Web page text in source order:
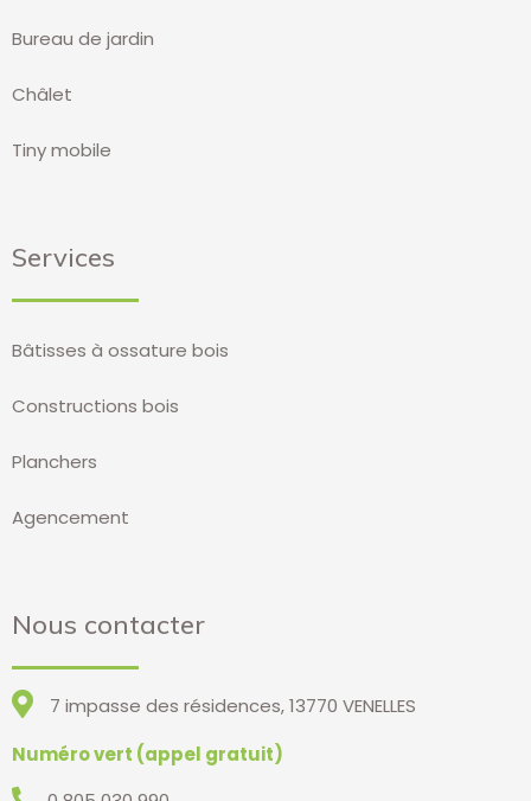
Bureau de jardin
Châlet
Tiny mobile
Services
Bâtisses à ossature bois
Constructions bois
Planchers
Agencement
Nous contacter
7 impasse des résidences, 13770 VENELLES
Numéro vert (appel gratuit)